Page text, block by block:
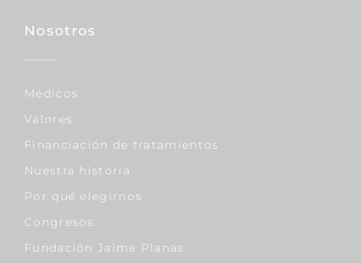
Nosotros
Médicos
Valores
Financiación de tratamientos
Nuestra historia
Por qué elegirnos
Congresos
Fundación Jaime Planas